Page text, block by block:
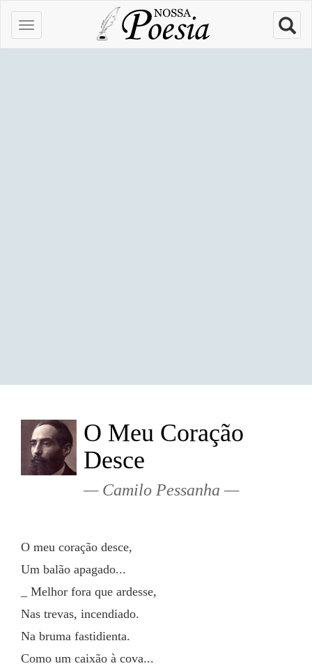
O Meu Coração
Desce
Camilo Pessanha
O meu coração desce,
Um balão apagado...
_ Melhor fora que ardesse,
Nas trevas, incendiado.
Na bruma fastidienta.
Como um caixão à cova...